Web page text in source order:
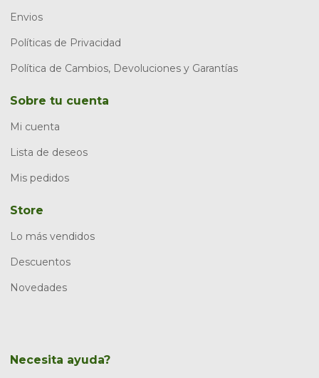
Envios
Políticas de Privacidad
Política de Cambios, Devoluciones y Garantías
Sobre tu cuenta
Mi cuenta
Lista de deseos
Mis pedidos
Store
Lo más vendidos
Descuentos
Novedades
Necesita ayuda?